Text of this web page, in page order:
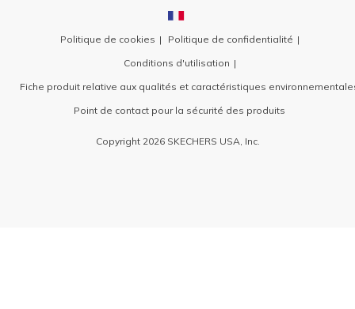
Politique de cookies
Politique de confidentialité
Conditions d'utilisation
Fiche produit relative aux qualités et caractéristiques
Point de contact pour la sécurité des produits
Copyright 2026 SKECHERS USA, Inc.